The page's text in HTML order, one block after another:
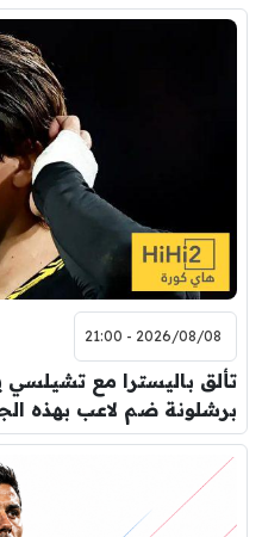
2026/08/08 - 21:00
تألق باليسترا مع
برشلونة ضم لاعب بهذه